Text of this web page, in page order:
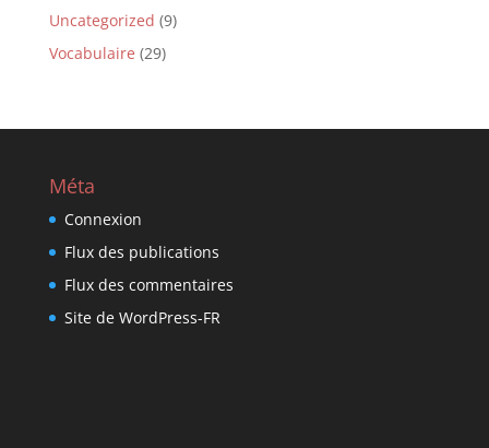
Uncategorized (9)
Vocabulaire (29)
Méta
Connexion
Flux des publications
Flux des commentaires
Site de WordPress-FR